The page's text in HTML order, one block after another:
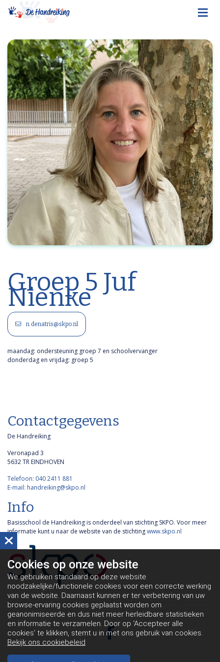
Groep 5 Juf
Nienke
n.denatris@skpo.nl
maandag: ondersteuning groep 7 en schoolvervanger
donderdag en vrijdag: groep 5
Contactgegevens
De Handreiking
Veronapad 3
5632 TR EINDHOVEN
Telefoon: 040 2411 881
E-mail: handreiking@skpo.nl
Info
Basisschool de Handreiking is onderdeel van stichting SKPO. Voor meer
informatie kunt u naar de website van de stichtingwww.skpo.nl
Cookies op onze website
We gebruiken standaard op deze website
noodzakelijke/functionele cookies voor een correcte werking
van de website. Daarnaast kunnen er ter verbetering van uw
browse-ervaring cookies geplaatst worden om
geanonimiseerde en dus niet meer herleidbare statistieken
en informatie te verzamelen. Door op ‘Accepteer alle
cookies’ te klikken, stemt u in met ons gebruik van cookies.
Bekijk ons cookiebeleid